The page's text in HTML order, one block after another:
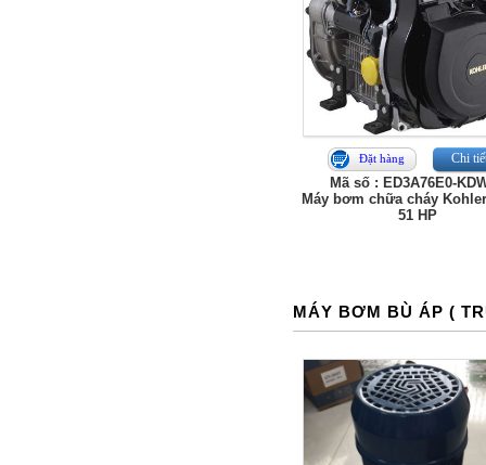
Đặt hàng Chi
Mã số : ED3A76E0-
Máy bơm chữa cháy
51 HP
MÁY BƠM BÙ ÁP (